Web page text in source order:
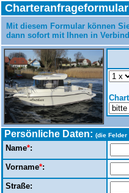
Mit diesem Formular können
dann sofort mit Ihnen in
Persönliche Daten: (die
Name*:
Vorname*:
Straße: